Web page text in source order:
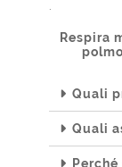
Respira
Quali
Quali